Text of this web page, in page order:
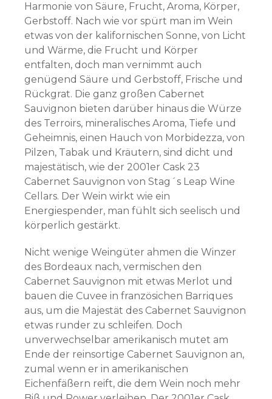
Harmonie von Säure, Frucht, Aroma, Körper,
Gerbstoff. Nach wie vor spürt man im Wein
etwas von der kalifornischen Sonne, von Licht
und Wärme, die Frucht und Körper
entfalten, doch man vernimmt auch
genügend Säure und Gerbstoff, Frische und
Rückgrat. Die ganz großen Cabernet
Sauvignon bieten darüber hinaus die Würze
des Terroirs, mineralisches Aroma, Tiefe und
Geheimnis, einen Hauch von Morbidezza, von
Pilzen, Tabak und Kräutern, sind dicht und
majestätisch, wie der 2001er Cask 23
Cabernet Sauvignon von Stag´s Leap Wine
Cellars. Der Wein wirkt wie ein
Energiespender, man fühlt sich seelisch und
körperlich gestärkt.
Nicht wenige Weingüter ahmen die Winzer
des Bordeaux nach, vermischen den
Cabernet Sauvignon mit etwas Merlot und
bauen die Cuvee in französichen Barriques
aus, um die Majestät des Cabernet Sauvignon
etwas runder zu schleifen. Doch
unverwechselbar amerikanisch mutet am
Ende der reinsortige Cabernet Sauvignon an,
zumal wenn er in amerikanischen
Eichenfäßern reift, die dem Wein noch mehr